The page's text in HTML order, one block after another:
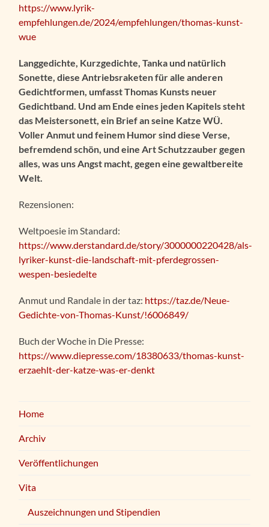
https://www.lyrik-
empfehlungen.de/2024/empfehlungen/thomas-kunst-
wue
Langgedichte, Kurzgedichte, Tanka und natürlich
Sonette, diese Antriebsraketen für alle anderen
Gedichtformen, umfasst Thomas Kunsts neuer
Gedichtband. Und am Ende eines jeden Kapitels steht
das Meistersonett, ein Brief an seine Katze WÜ.
Voller Anmut und feinem Humor sind diese Verse,
befremdend schön, und eine Art Schutzzauber gegen
alles, was uns Angst macht, gegen eine gewaltbereite
Welt.
Rezensionen:
Weltpoesie im Standard:
https://www.derstandard.de/story/3000000220428/als-
lyriker-kunst-die-landschaft-mit-pferdegrossen-
wespen-besiedelte
Anmut und Randale in der taz: https://taz.de/Neue-
Gedichte-von-Thomas-Kunst/!6006849/
Buch der Woche in Die Presse:
https://www.diepresse.com/18380633/thomas-kunst-
erzaehlt-der-katze-was-er-denkt
Home
Archiv
Veröffentlichungen
Vita
Auszeichnungen und Stipendien